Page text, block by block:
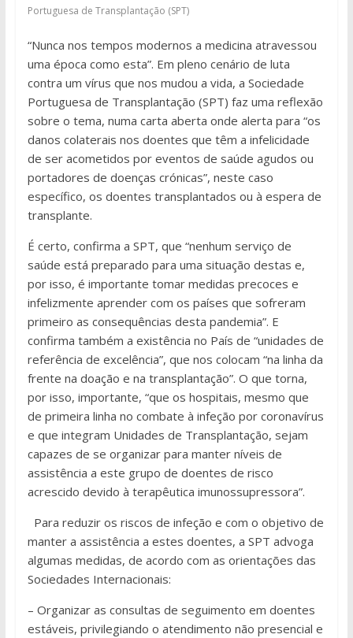
Portuguesa de Transplantação (SPT)
“Nunca nos tempos modernos a medicina atravessou
uma época como esta”. Em pleno cenário de luta
contra um vírus que nos mudou a vida, a Sociedade
Portuguesa de Transplantação (SPT) faz uma reflexão
sobre o tema, numa carta aberta onde alerta para “os
danos colaterais nos doentes que têm a infelicidade
de ser acometidos por eventos de saúde agudos ou
portadores de doenças crónicas”, neste caso
específico, os doentes transplantados ou à espera de
transplante.
É certo, confirma a SPT, que “nenhum serviço de
saúde está preparado para uma situação destas e,
por isso, é importante tomar medidas precoces e
infelizmente aprender com os países que sofreram
primeiro as consequências desta pandemia”. E
confirma também a existência no País de “unidades de
referência de excelência”, que nos colocam “na linha da
frente na doação e na transplantação”. O que torna,
por isso, importante, “que os hospitais, mesmo que
de primeira linha no combate à infeção por coronavírus
e que integram Unidades de Transplantação, sejam
capazes de se organizar para manter níveis de
assistência a este grupo de doentes de risco
acrescido devido à terapêutica imunossupressora”.
Para reduzir os riscos de infeção e com o objetivo de
manter a assistência a estes doentes, a SPT advoga
algumas medidas, de acordo com as orientações das
Sociedades Internacionais:
– Organizar as consultas de seguimento em doentes
estáveis, privilegiando o atendimento não presencial e